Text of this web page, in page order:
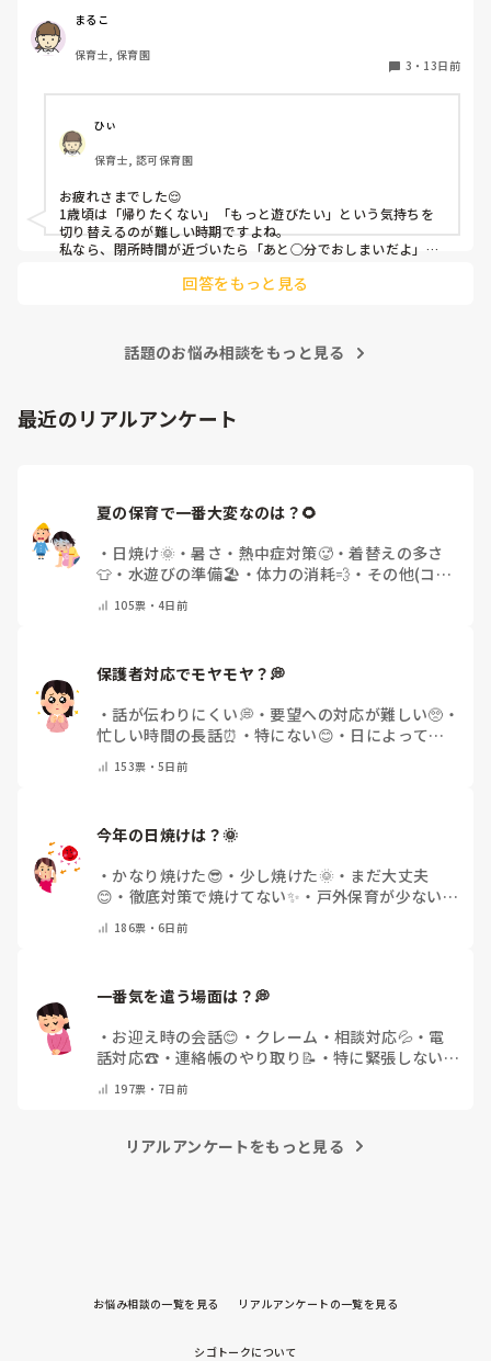
ヤイヤでギャーギャーで、流石に閉所時間15分も過ぎてるし
で、部屋から出てもギャーギャー止まらず、最後の最後でや
っとお母さんが抱っこして帰っていったのですが、どうすれ
か。教えて頂きたいです。
まるこ
保育士, 保育園
3 ・ 13日前
ひぃ
保育士, 認可保育園
お疲れさまでした😌
1歳頃は「帰りたくない」「もっと遊びたい」という気持ちを
切り替えるのが難しい時期ですよね。
私なら、閉所時間が近づいたら「あと○分でおしまいだよ」
て心の準備ができるようにします。それでも難しい時は、「帰
その日は大変だったと思いますが、最後はお母さんが抱っこし
ますよ〜😊
回答をもっと見る
話題のお悩み相談をもっと見る
最近のリアルアンケート
夏の保育で一番大変なのは？🌻
・ 日焼け🌞 ・暑さ・熱中症対策🥵・着替えの多さ
👕 ・ 水遊びの準備🏖️ ・ 体力の消耗💨 ・ その他(コメ
105票・4日前
保護者対応でモヤモヤ？💭
・話が伝わりにくい💭 ・ 要望への対応が難しい🥺 ・
忙しい時間の長話⏰ ・ 特にない😊 ・ 日によって違
153票・5日前
今年の日焼けは？🌞
・ かなり焼けた😎 ・ 少し焼けた🌞 ・ まだ大丈夫
😊 ・ 徹底対策で焼けてない✨ ・ 戸外保育が少ない
186票・ 6日前
一番気を遣う場面は？💭
・ お迎え時の会話😊 ・ クレーム・相談対応💦 ・ 電
話対応☎️ ・ 連絡帳のやり取り📝 ・ 特に緊張しない
197票・ 7日前
リアルアンケートをもっと見る
お悩み相談の一覧を見る リアルアンケートの一覧を見る
シゴトークについて